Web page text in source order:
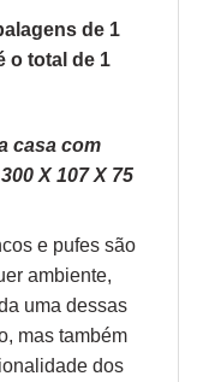
de 1
o total de 1
casa com
X 107 X 75
e pufes são
ambiente,
uma dessas
mas também
dos